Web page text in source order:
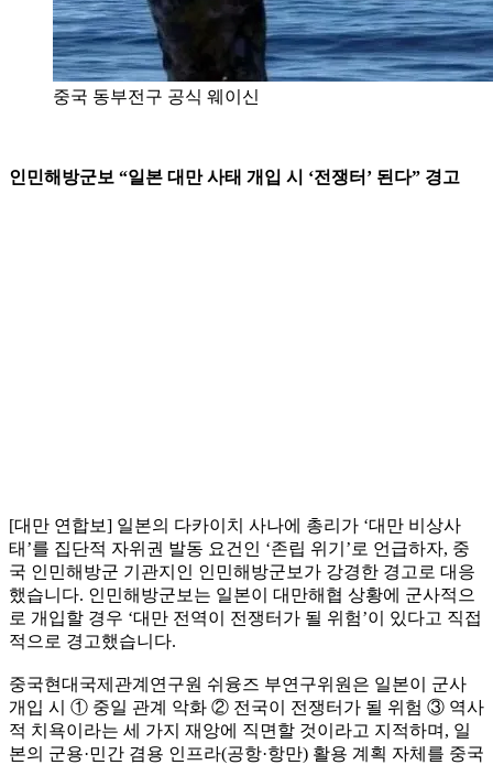
중국 동부전구 공식 웨이신
인민해방군보 “일본 대만 사태 개입 시 ‘전쟁터’ 된다” 경고
[대만 연합보] 일본의 다카이치 사나에 총리가 ‘대만 비상사
태’를 집단적 자위권 발동 요건인 ‘존립 위기’로 언급하자, 중
국 인민해방군 기관지인 인민해방군보가 강경한 경고로 대응
했습니다. 인민해방군보는 일본이 대만해협 상황에 군사적으
로 개입할 경우 ‘대만 전역이 전쟁터가 될 위험’이 있다고 직접
적으로 경고했습니다.
중국현대국제관계연구원 쉬융즈 부연구위원은 일본이 군사
개입 시 ① 중일 관계 악화 ② 전국이 전쟁터가 될 위험 ③ 역사
적 치욕이라는 세 가지 재앙에 직면할 것이라고 지적하며, 일
본의 군용·민간 겸용 인프라(공항·항만) 활용 계획 자체를 중국